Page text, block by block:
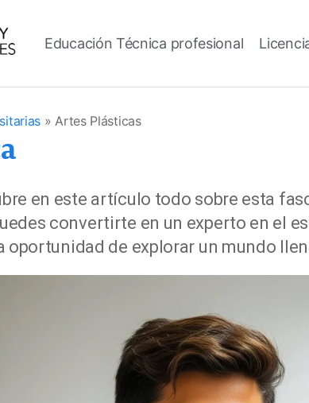
Educación Técnica profesional
»Artes Plásticas
en este artículo todo sobre esta
convertirte en un experto en el
oportunidad de explorar un mundo